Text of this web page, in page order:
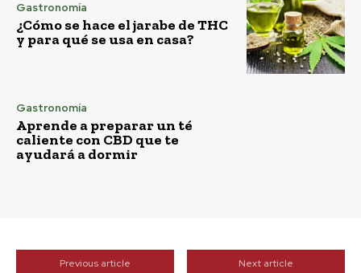
Gastronomía
¿Cómo se hace el jarabe de THC
y para qué se usa en casa?
Gastronomía
Aprende a preparar un té
caliente con CBD que te
ayudará a dormir
Previous article Next article